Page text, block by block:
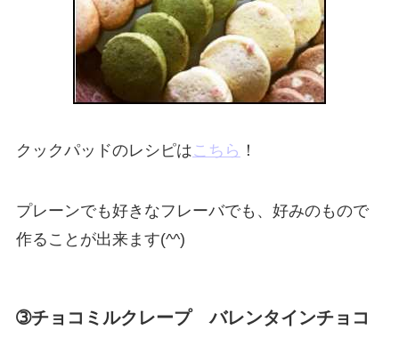
クックパッドのレシピはこちら ！
プレーンでも好きなフレーバでも、好みのもので
作ることが出来ます(^^)
➂チョコミルクレープ バレンタインチョコ